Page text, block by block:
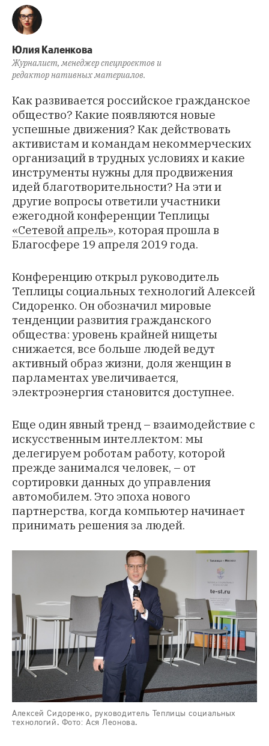
Юлия Каленкова
Журналист, менеджер спецпроектов и
редактор нативных материалов.
Как развивается российское гражданское
общество? Какие появляются новые
успешные движения? Как действовать
активистам и командам некоммерческих
организаций в трудных условиях и какие
инструменты нужны для продвижения
идей благотворительности? На эти и
другие вопросы ответили участники
ежегодной конференции Теплицы
«Сетевой апрель», которая прошла в
Благосфере 19 апреля 2019 года.
Конференцию открыл руководитель
Теплицы социальных технологий Алексей
Сидоренко. Он обозначил мировые
тенденции развития гражданского
общества: уровень крайней нищеты
снижается, все больше людей ведут
активный образ жизни, доля женщин в
парламентах увеличивается,
электроэнергия становится доступнее.
Еще один явный тренд – взаимодействие с
искусственным интеллектом: мы
делегируем роботам работу, которой
прежде занимался человек, – от
сортировки данных до управления
автомобилем. Это эпоха нового
партнерства, когда компьютер начинает
принимать решения за людей.
Алексей Сидоренко, руководитель Теплицы социальных
технологий. Фото: Ася Леонова.